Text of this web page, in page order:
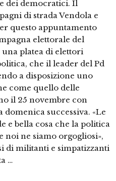
dei democratici. Il
di strada Vendola e
questo appuntamento
elettorale del
platea di elettori
che il leader del Pd
a disposizione uno
come quello delle
il 25 novembre con
successiva. «Le
e bella cosa che la politica
noi ne siamo orgogliosi»,
di militanti e simpatizzanti
…